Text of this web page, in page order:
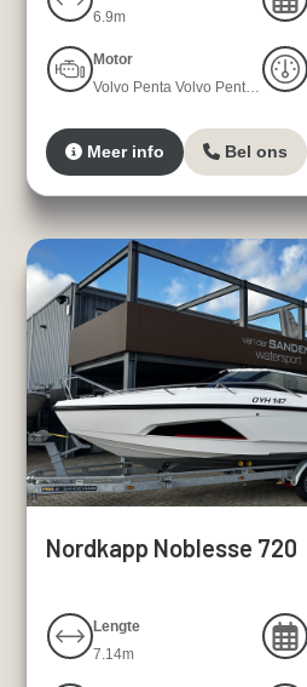
6.9m
Motor
Volvo Penta Volvo Penta 4,3 GXI-J
Meer info Bel ons
Nordkapp Noblesse 720
Lengte
7.14m